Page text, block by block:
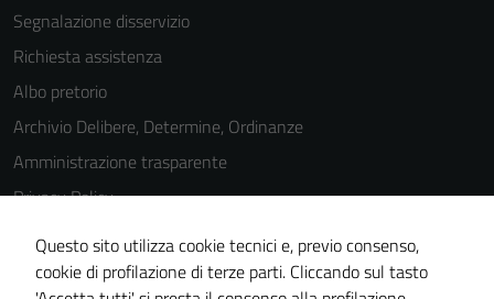
Segnalazione disservizio
Richiesta assistenza
Albo pretorio
Archivio Delibere, Determine, Ordinanze
Amministrazione trasparente
Privacy Policy
Cookie Policy
Note legali
Questo sito utilizza cookie tecnici e, previo consenso,
cookie di profilazione di terze parti. Cliccando sul tasto